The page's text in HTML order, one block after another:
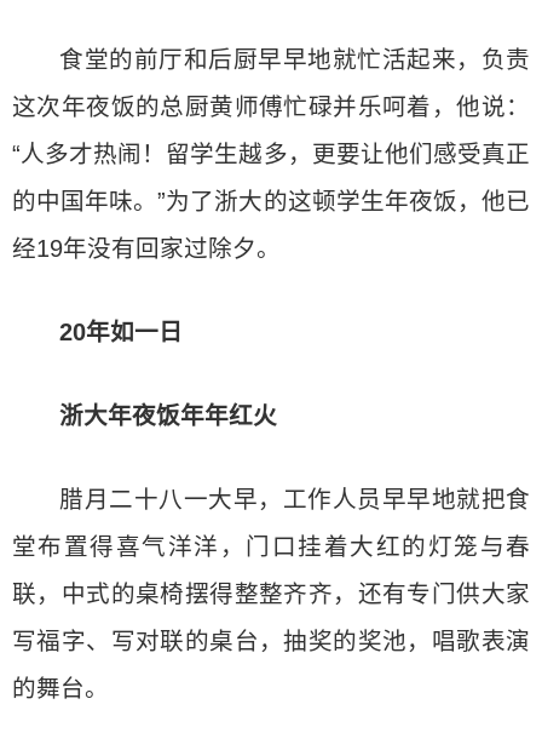
食堂的前厅和后厨早早地就忙活起来，负责
这次年夜饭的总厨黄师傅忙碌并乐呵着，他说：
“人多才热闹！留学生越多，更要让他们感受真正
的中国年味。”为了浙大的这顿学生年夜饭，他已
经19年没有回家过除夕。
20年如一日
浙大年夜饭年年红火
腊月二十八一大早，工作人员早早地就把食
堂布置得喜气洋洋，门口挂着大红的灯笼与春
联，中式的桌椅摆得整整齐齐，还有专门供大家
写福字、写对联的桌台，抽奖的奖池，唱歌表演
的舞台。